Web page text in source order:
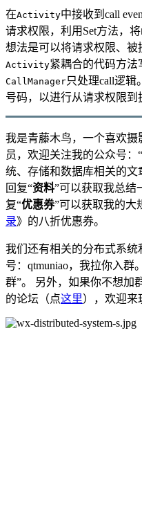
在Activity中接收到call
请求权限，利用Set方法，将
想法是可以将请求权限、
Activity紧耦合的代码方法
CallManager只处理call逻辑
号码，以进行从请求权限到
我是青藤木鸟，一个喜欢
员，欢迎关注我的公众号：“
统、存储和数据库相关的文
回复“资料”可以获取我总结
复“优惠券”可以获取我的大
录》的八折优惠券。
我们还有相关的分布式系
号：qtmuniao，我拉你入群
群”。 另外，如果你不想加
的论坛（点这里），欢迎来